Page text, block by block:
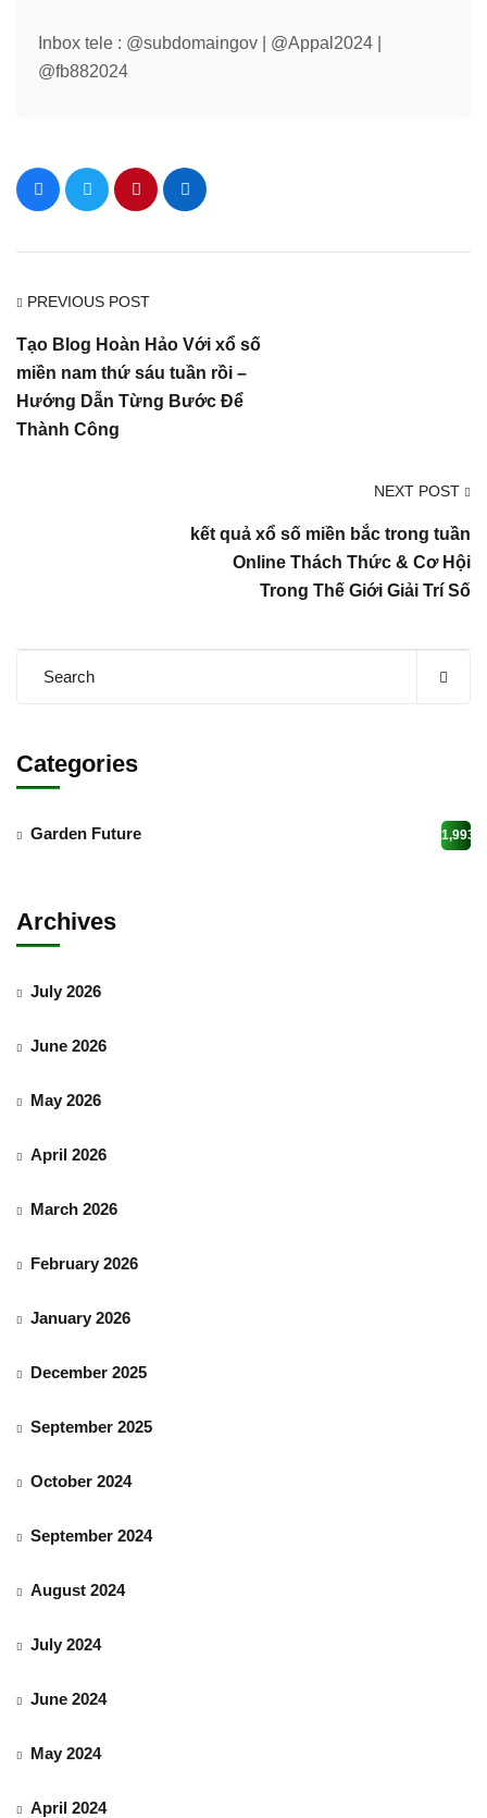
Inbox tele : @subdomaingov | @Appal2024 |
@fb882024
PREVIOUS POST
Tạo Blog Hoàn Hảo Với xổ số
miền nam thứ sáu tuần rồi –
Hướng Dẫn Từng Bước Để
Thành Công
NEXT POST
kết quả xổ số miền bắc trong tuần
Online Thách Thức & Cơ Hội
Trong Thế Giới Giải Trí Số
Categories
Garden Future 1,993
Archives
July 2026
June 2026
May 2026
April 2026
March 2026
February 2026
January 2026
December 2025
September 2025
October 2024
September 2024
August 2024
July 2024
June 2024
May 2024
April 2024